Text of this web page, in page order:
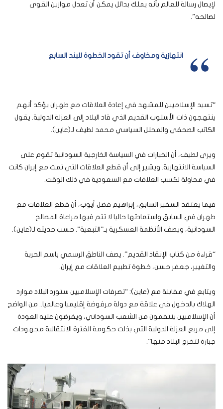
لإيصال رسالة للعالم بأنه يملك بدائل يمكن أن تعدل موازين القوى
لصالحه”.
انتهازية ومخاوف أن تقود الخطوة للبند السابع
“تسيد الإسلاميين للمشهد في إعادة العلاقات مع طهران يؤكد أنهم
ينتهجون ذات الأسلوب القديم الذي قاد البلاد إلى العزلة الدولية. يقول
الكاتب الصحفي والمحلل السياسي محمد لطيف لـ(عاين).
ويرى لطيف، أن الخيارات في السياسة الخارجية السودانية تقوم على
السياسة الانتهازية. ويشير إلى أن قطع العلاقات التي تمت مع إيران كانت
في محاولة لكسب العلاقات مع السعودية في ذلك الوقت.
فيما يعتقد السفير السابق، إبراهيم فضل أيوب، أن قطع العلاقات مع
طهران في السابق واستعادتها حاليا لا تتم فيها مراعاة المصالح
السودانية، ويصف الأنظمة العسكرية بـ”التبعية”. حسب حديثه لـ(عاين).
“قراءة من كتاب الإنقاذ القديم”. يصف الناطق الرسمي باسم الحرية
والتغيير، جعفر حسن، خطوة تطبيع العلاقات مع إيران.
ويتابع في مقابلة مع (عاين): “تصرفات الإسلاميين ستورد البلاد موارد
الهلاك بالدخول في علاقة مع دولة مرفوضة إقليميا وعالميا.. من الواضح
أن الإسلاميين ينتقمون من الشعب السوداني، ويفرضون عليه العودة
إلى مربع العزلة الدولية التي بذلت حكومة الفترة الانتقالية مجهودات
جبارة لتخرج البلاد منها”.